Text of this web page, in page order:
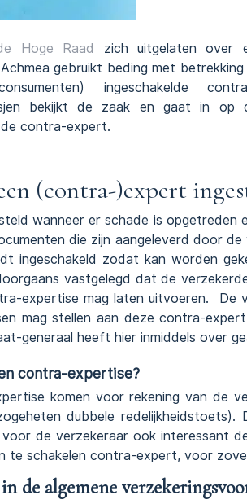
Hoge Raad
zich uitgelaten over
gebruikt beding met
ingeschakelde
bekijkt de zaak en gaat in op
de contra-expert.
(contra-)expert
wanneer er schade is opgetreden
die zijn aangeleverd door
ingeschakeld zodat kan worden
vastgelegd dat de
expertise mag laten uitvoeren. De
mag stellen aan deze contra-
generaal heeft hier inmiddels over
contra-expertise?
komen voor rekening van de
dubbele redelijkheidstoets).
de verzekeraar ook interessant
te schakelen contra-expert, voor
de algemene